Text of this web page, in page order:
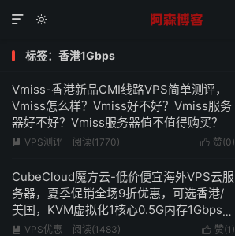


标签：香港1Gbps
Vmiss-香港新品CMI线路VPS简单测评，
Vmiss怎么样？Vmiss好不好？Vmiss服务
器好不好？Vmiss服务器值不值得购买？
 赞(0)
 VPS测评 阅读(1770)
CubeCloud魔方云-低价便宜海外VPS云服
务器，夏季促销全场9折优惠，可选香港/
美国，KVM虚拟化1核心0.5G内存1Gbps带
宽低至39元/月
 赞(1 )
 VPS优惠 阅读(1483)